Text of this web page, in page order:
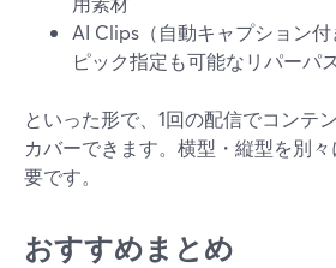
AI Clips（自動キャプション
ピック指定も可能なリパーパ
といった形で、1回の配信でコンテ
カバーできます。横型・縦型を別
要です。
おすすめまとめ